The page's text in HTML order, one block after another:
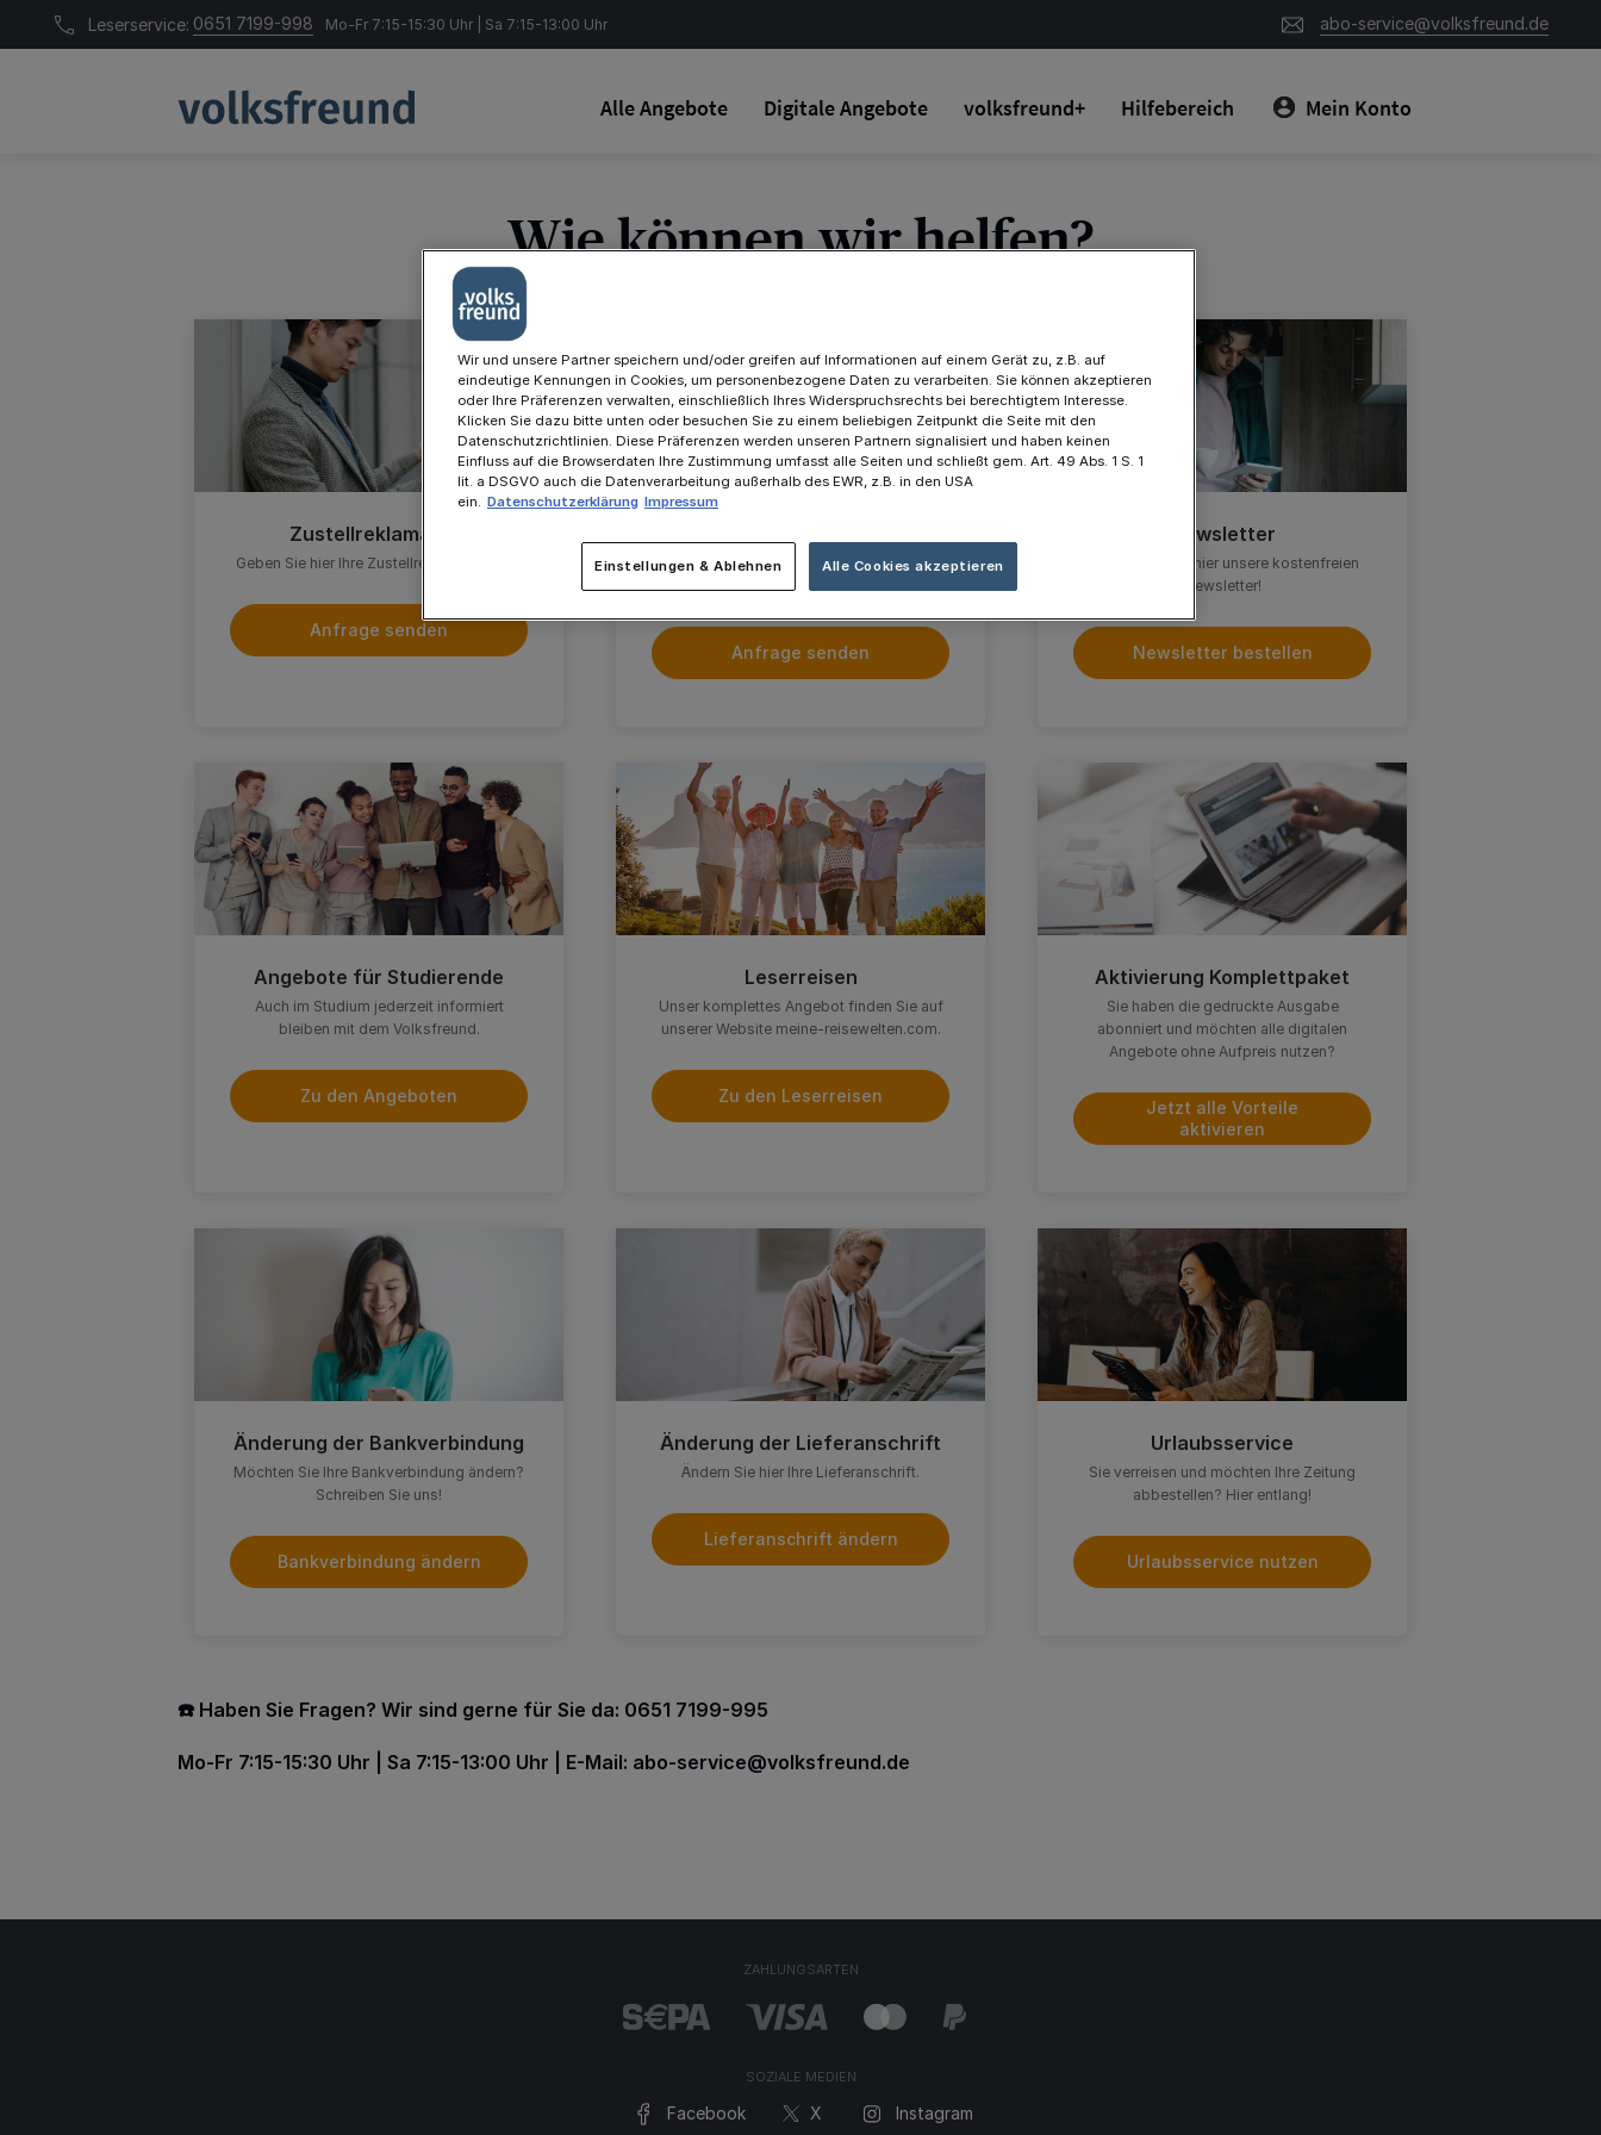
Leserservice: 0651 7199-998 Mo-Fr 7:15-15:30 Uhr | Sa 7:15-13:00 Uhr abo-service@volksfreund.de
Alle Angebote Digitale Angebote volksfreund+ Hilfebereich Mein Konto
Wie können wir helfen?
Zustellreklamation
Geben Sie hier Ihre Zustellreklamation auf.
Anfrage senden
Haben Sie Frage zu volksfreund+ oder
zum Digitalpaket?
Anfrage senden
Newsletter
Abonnieren Sie hier unsere kostenfreien
Newsletter!
Newsletter bestellen
Angebote für Studierende
Auch im Studium jederzeit informiert
bleiben mit dem Volksfreund.
Zu den Angeboten
Leserreisen
Unser komplettes Angebot finden Sie auf
unserer Website meine-reisewelten.com.
Zu den Leserreisen
Aktivierung Komplettpaket
Sie haben die gedruckte Ausgabe
abonniert und möchten alle digitalen
Angebote ohne Aufpreis nutzen?
Jetzt alle Vorteile
aktivieren
Änderung der Bankverbindung
Möchten Sie Ihre Bankverbindung ändern?
Schreiben Sie uns!
Bankverbindung ändern
Änderung der Lieferanschrift
Ändern Sie hier Ihre Lieferanschrift.
Lieferanschrift ändern
Urlaubsservice
Sie verreisen und möchten Ihre Zeitung
abbestellen? Hier entlang!
Urlaubsservice nutzen
☎️ Haben Sie Fragen? Wir sind gerne für Sie da: 0651 7199-995
Mo-Fr 7:15-15:30 Uhr | Sa 7:15-13:00 Uhr | E-Mail: abo-service@volksfreund.de
ZAHLUNGSARTEN
SOZIALE MEDIEN
Facebook X Instagram
Wir und unsere Partner speichern und/oder greifen auf Informationen auf einem Gerät zu, z.B. auf
eindeutige Kennungen in Cookies, um personenbezogene Daten zu verarbeiten. Sie können akzeptieren
oder Ihre Präferenzen verwalten, einschließlich Ihres Widerspruchsrechts bei berechtigtem Interesse.
Klicken Sie dazu bitte unten oder besuchen Sie zu einem beliebigen Zeitpunkt die Seite mit den
Datenschutzrichtlinien. Diese Präferenzen werden unseren Partnern signalisiert und haben keinen
Einfluss auf die Browserdaten Ihre Zustimmung umfasst alle Seiten und schließt gem. Art. 49 Abs. 1 S. 1
lit. a DSGVO auch die Datenverarbeitung außerhalb des EWR, z.B. in den USA
ein.
Datenschutzerklärung Impressum
Alle Cookies akzeptieren
Einstellungen & Ablehnen